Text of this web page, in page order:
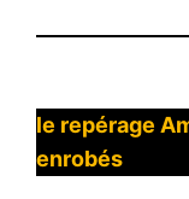
le repérage
enrobés